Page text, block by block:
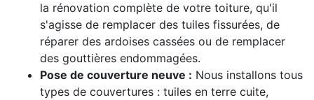
la rénovation complète de votre toiture, qu'il
s'agisse de remplacer des tuiles fissurées, de
réparer des ardoises cassées ou de remplacer
des gouttières endommagées.
Pose de couverture neuve : Nous installons tous
types de couvertures : tuiles en terre cuite,